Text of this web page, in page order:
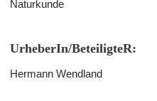
Naturkunde
UrheberIn/BeteiligteR:
Hermann Wendland